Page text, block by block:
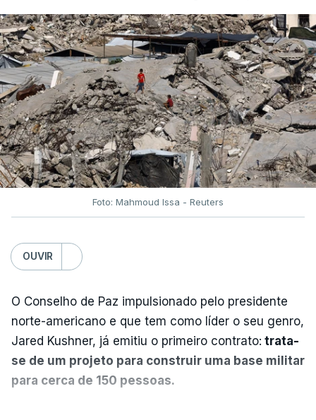
Foto: Mahmoud Issa - Reuters
OUVIR
O Conselho de Paz impulsionado pelo presidente
norte-americano e que tem como líder o seu genro,
Jared Kushner, já emitiu o primeiro contrato: trata-
se de um projeto para construir uma base militar
para cerca de 150 pessoas.